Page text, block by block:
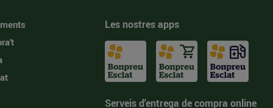
Les nostres apps
Serveis d'entrega de compra online